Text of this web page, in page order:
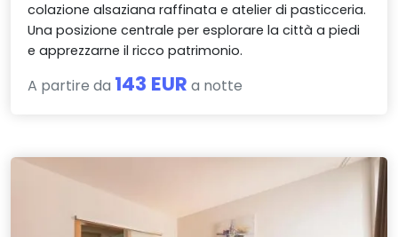
colazione alsaziana raffinata e atelier di pasticceria.
Una posizione centrale per esplorare la città a piedi
e apprezzarne il ricco patrimonio.
A partire da 143 EUR a notte